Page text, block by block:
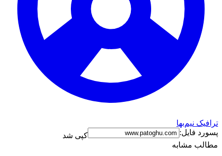
نیم‌بها
فایل:
کپی شد
مشابه